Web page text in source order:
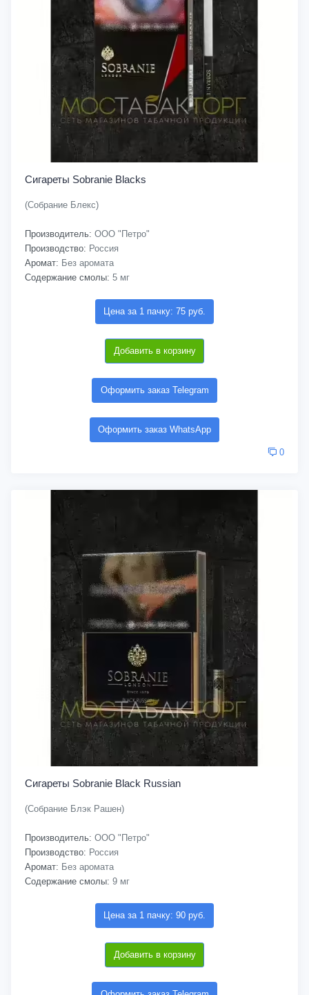
Сигареты Sobranie Blacks
(Собрание Блекс)
Производитель: ООО "Петро"
Производство: Россия
Аромат: Без аромата
Содержание смолы: 5 мг
Цена за 1 пачку: 75 руб.
Добавить в корзину
Оформить заказ Telegram
Оформить заказ WhatsApp
0
Сигареты Sobranie Black Russian
(Собрание Блэк Рашен)
Производитель: ООО "Петро"
Производство: Россия
Аромат: Без аромата
Содержание смолы: 9 мг
Цена за 1 пачку: 90 руб.
Добавить в корзину